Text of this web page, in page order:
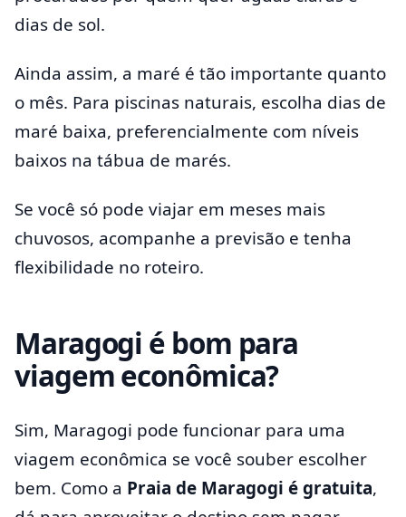
dias de sol.
Ainda assim, a maré é tão importante quanto
o mês. Para piscinas naturais, escolha dias de
maré baixa, preferencialmente com níveis
baixos na tábua de marés.
Se você só pode viajar em meses mais
chuvosos, acompanhe a previsão e tenha
flexibilidade no roteiro.
Maragogi é bom para
viagem econômica?
Sim, Maragogi pode funcionar para uma
viagem econômica se você souber escolher
bem. Como a Praia de Maragogi é gratuita,